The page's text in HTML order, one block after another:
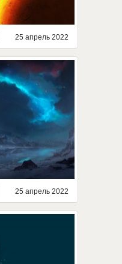
25 апрель 2022
25 апрель 2022